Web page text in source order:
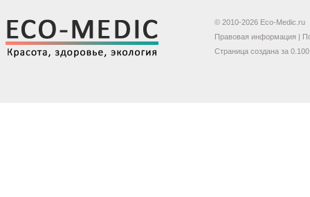
© 2010-2026 Eco-Medic.ru
Правовая информация |
Страница создана за